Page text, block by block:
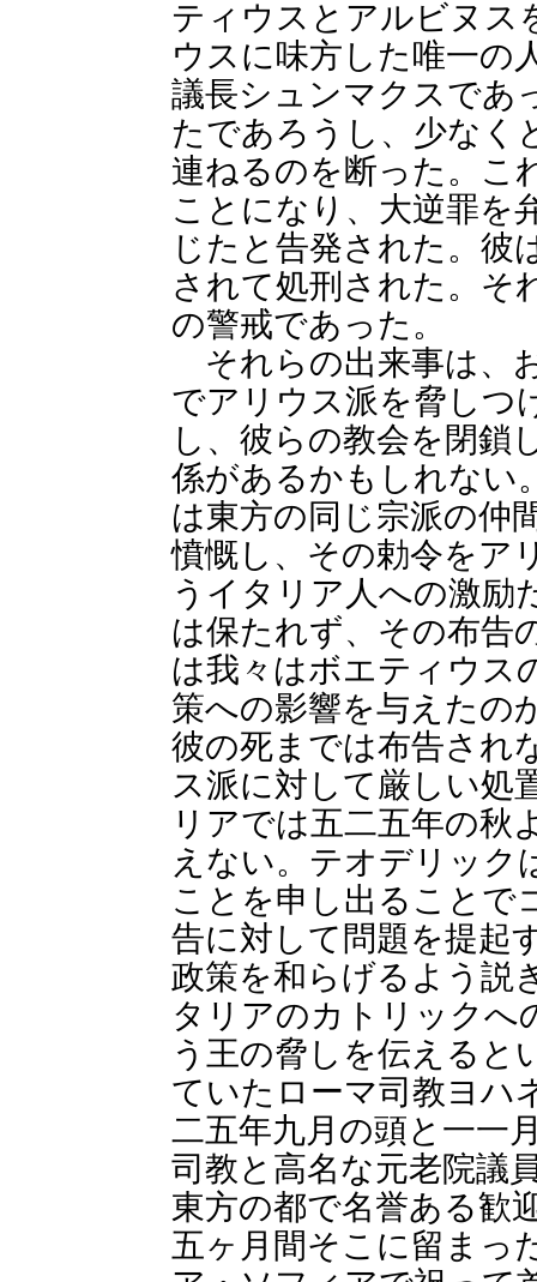
ティウスとアルビヌス
ウスに味方した唯一の
議長シュンマクスであ
たであろうし、少なく
連ねるのを断った。こ
ことになり、大逆罪を
じたと告発された。彼
されて処刑された。そ
の警戒であった。
それらの出来事は、
でアリウス派を脅しつ
し、彼らの教会を閉鎖
係があるかもしれない
は東方の同じ宗派の仲
憤慨し、その勅令をア
うイタリア人への激励
は保たれず、その布告
は我々はボエティウス
策への影響を与えたの
彼の死までは布告され
ス派に対して厳しい処
リアでは五二五年の秋
えない。テオデリック
ことを申し出ることで
告に対して問題を提起
政策を和らげるよう説
タリアのカトリックへ
う王の脅しを伝えると
ていたローマ司教ヨハ
二五年九月の頭と一一
司教と高名な元老院議
東方の都で名誉ある歓
五ヶ月間そこに留まっ